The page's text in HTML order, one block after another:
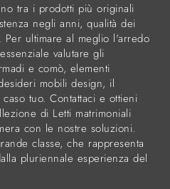
tra i prodotti più originali
negli anni, qualità dei
ultimare al meglio l'arredo
valutare gli
e comò, elementi
mobili design, il
tuo. Contattaci e ottieni
di Letti matrimoniali
con le nostre soluzioni.
classe, che rappresenta
pluriennale esperienza del